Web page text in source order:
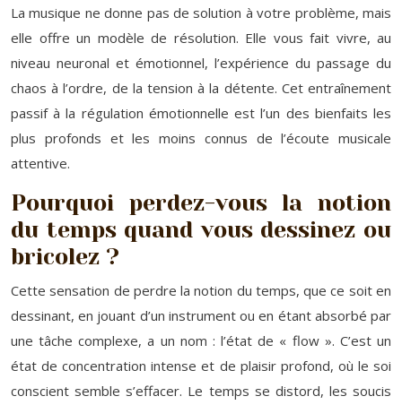
La musique ne donne pas de solution à votre problème, mais
elle offre un modèle de résolution. Elle vous fait vivre, au
niveau neuronal et émotionnel, l’expérience du passage du
chaos à l’ordre, de la tension à la détente. Cet entraînement
passif à la régulation émotionnelle est l’un des bienfaits les
plus profonds et les moins connus de l’écoute musicale
attentive.
Pourquoi perdez-vous la notion
du temps quand vous dessinez ou
bricolez ?
Cette sensation de perdre la notion du temps, que ce soit en
dessinant, en jouant d’un instrument ou en étant absorbé par
une tâche complexe, a un nom : l’état de « flow ». C’est un
état de concentration intense et de plaisir profond, où le soi
conscient semble s’effacer. Le temps se distord, les soucis